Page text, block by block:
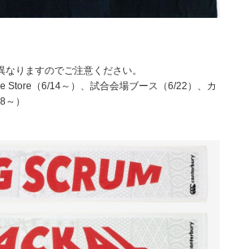
りますのでご注意ください。
Store（6/14～）、試合会場ブース（6/22）、カ
）